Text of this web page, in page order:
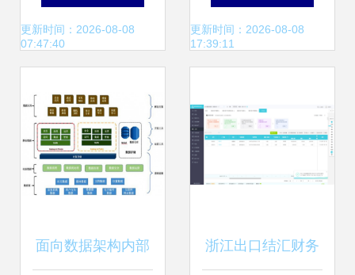
的性能限制模型
更新时间：2026-08-08
07:47:40
InnoDB vs
更新时间：2026-08-08
17:39:11
面向数据架构内部 浙江出口结汇财务